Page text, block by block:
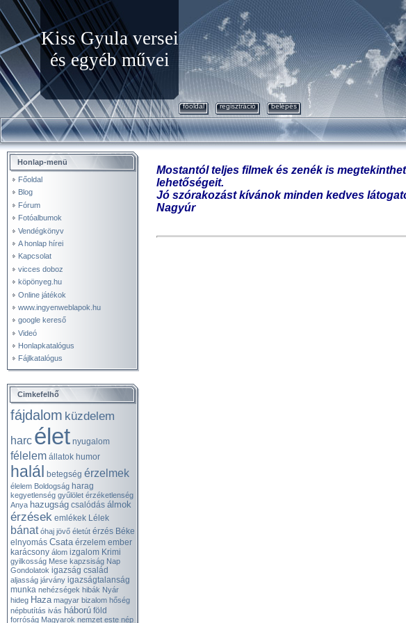
Kiss Gyula versei
és egyéb művei
főoldal regisztráció belépés
Honlap-menü
Főoldal
Blog
Fórum
Fotóalbumok
Vendégkönyv
A honlap hírei
Kapcsolat
vicces doboz
köpönyeg.hu
Online játékok
www.ingyenweblapok.hu
google kereső
Videó
Honlapkatalógus
Fájlkatalógus
Cimkefelhő
fájdalom küzdelem
harc élet nyugalom
félelem állatok humor
halál betegség érzelmek
élelem Boldogság harag
kegyetlenség gyűlölet érzéketlenség
Anya hazugság csalódás álmok
érzések emlékek Lélek
bánat óhaj jövő életút érzés Béke
elnyomás Csata érzelem ember
karácsony álom izgalom Krimi
gyilkosság Mese kapzsiság Nap
Gondolatok igazság család
aljasság járvány igazságtalanság
munka nehézségek hibák Nyár
hideg Haza magyar bizalom hőség
népbutítás ivás háború föld
forróság Magyarok nemzet este nép
Mostantól teljes filmek és zenék is
lehetőségeit.
Jó szórakozást kívánok minden kedves
Nagyúr